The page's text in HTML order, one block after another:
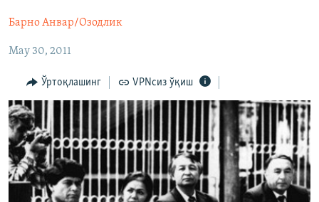
На русском
ИЖТИМОИЙ ТАРМОҚЛАР
Озодлик бошқа тилларда
Барно Анвар/Озодлик
May 30, 2011
Ўртоқлашинг VPNсиз ўқиш